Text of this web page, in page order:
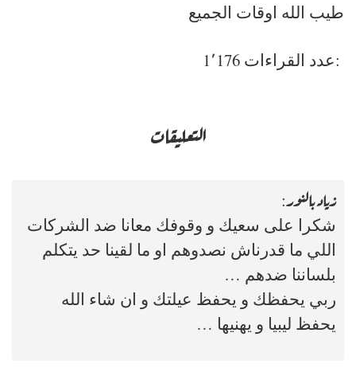
طيب الله اوقات الجميع
:عدد القراءات 1٬176
التعليقات
زياد بالنور:
شكرا على سعيك و وقوفك معانا ضد الشركات
اللي ما قدرناش نصدوهم او ما لقينا حد يتكلم
بلساننا ضدهم …
ربي يحفظك و يحفظ عيلتك و ان شاء الله
يحفظ ليبيا و يهنيها …